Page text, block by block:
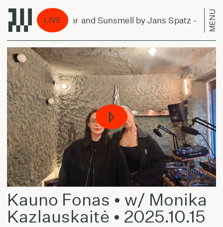
LIVE
Forever and Sunsmell by Jans Spatz - July 4,
MENU
Kauno Fonas • w/ Monika
Kazlauskaitė • 2025.10.15